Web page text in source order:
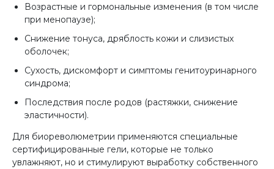
Возрастные и гормональные изменения (в том числе
при менопаузе);
Снижение тонуса, дряблость кожи и слизистых
оболочек;
Сухость, дискомфорт и симптомы генитоуринарного
синдрома;
Последствия после родов (растяжки, снижение
эластичности).
Для биореволюметрии применяются специальные
сертифицированные гели, которые не только
увлажняют, но и стимулируют выработку собственного